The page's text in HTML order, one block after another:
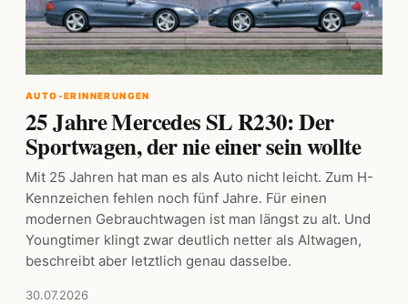
AUTO-ERINNERUNGEN
25 Jahre Mercedes SL R230: Der
Sportwagen, der nie einer sein wollte
Mit 25 Jahren hat man es als Auto nicht leicht. Zum H-
Kennzeichen fehlen noch fünf Jahre. Für einen
modernen Gebrauchtwagen ist man längst zu alt. Und
Youngtimer klingt zwar deutlich netter als Altwagen,
beschreibt aber letztlich genau dasselbe.
30.07.2026